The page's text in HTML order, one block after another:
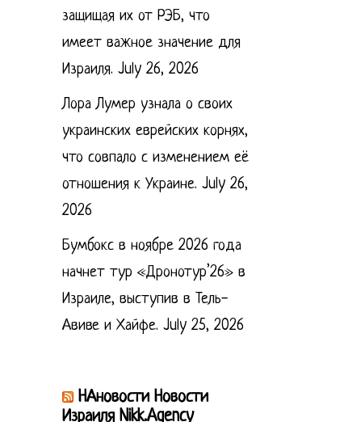
защищая их от РЭБ, что
имеет важное значение для
Израиля. July 26, 2026
Лора Лумер узнала о своих
украинских еврейских корнях,
что совпало с изменением её
отношения к Украине. July 26,
2026
Бумбокс в ноябре 2026 года
начнет тур «Дронотур’26» в
Израиле, выступив в Тель-
Авиве и Хайфе. July 25, 2026
НАновости Новости
Израиля Nikk.Agency